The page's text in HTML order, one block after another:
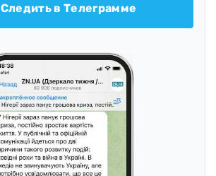
Следить в Телеграмме